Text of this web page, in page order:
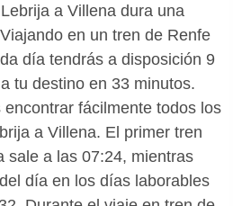
a Villena dura una
en un tren de Renfe
día tendrás a disposición 9
tu destino en 33 minutos.
fácilmente todos los
a Villena. El primer tren
sale a las 07:24, mientras
día en los días laborables